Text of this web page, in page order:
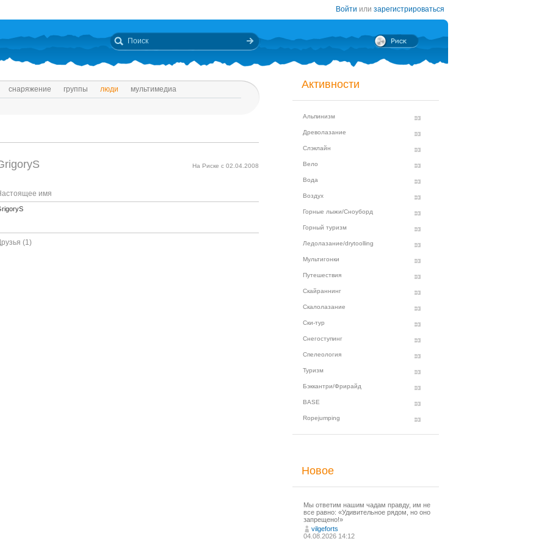
Войти или зарегистрироваться
снаряжение группы люди мультимедиа
На Риске с 02.04.2008
имя
(1)
Активности
Альпинизм
Древолазание
Слэклайн
Вело
Вода
Воздух
Горные лыжи/Сноуборд
Горный туризм
Ледолазание/drytoolling
Мультигонки
Путешествия
Скайраннинг
Скалолазание
Ски-тур
Снегоступинг
Спелеология
Туризм
Бэккантри/Фрирайд
BASE
Ropejumping
Новое
Мы ответим нашим чадам правду, им не
все равно: «Удивительное рядом, но оно
запрещено!»
vilgeforts
04.08.2026 14:12